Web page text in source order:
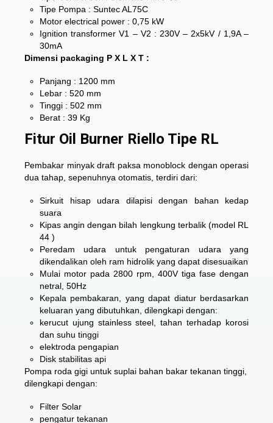
Tipe Pompa : Suntec AL75C
Motor electrical power : 0,75 kW
Ignition transformer V1 – V2 : 230V – 2x5kV / 1,9A –
30mA
Dimensi packaging P X L X T :
Panjang : 1200 mm
Lebar : 520 mm
Tinggi : 502 mm
Berat : 39 Kg
Fitur Oil Burner Riello Tipe RL
Pembakar minyak draft paksa monoblock dengan operasi
dua tahap, sepenuhnya otomatis, terdiri dari:
Sirkuit hisap udara dilapisi dengan bahan kedap
suara
Kipas angin dengan bilah lengkung terbalik (model RL
44 )
Peredam udara untuk pengaturan udara yang
dikendalikan oleh ram hidrolik yang dapat disesuaikan
Mulai motor pada 2800 rpm, 400V tiga fase dengan
netral, 50Hz
Kepala pembakaran, yang dapat diatur berdasarkan
keluaran yang dibutuhkan, dilengkapi dengan:
kerucut ujung stainless steel, tahan terhadap korosi
dan suhu tinggi
elektroda pengapian
Disk stabilitas api
Pompa roda gigi untuk suplai bahan bakar tekanan tinggi,
dilengkapi dengan:
Filter Solar
pengatur tekanan